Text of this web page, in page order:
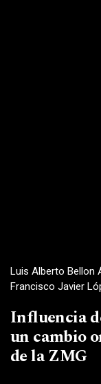
Luis Alberto Bellon
Francisco Javier
Influencia
un cambio
de la ZMG